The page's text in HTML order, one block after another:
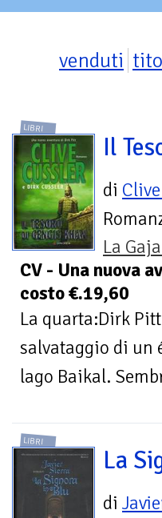
venduti
LIBRI
Il
di
La
CV - Una nuova
costo €.19,60
La quarta:Dirk
salvataggio di un
lago Baikal.
LIBRI
La
di